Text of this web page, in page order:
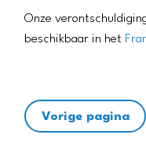
Onze
beschikbaar in het
Vorige pagina